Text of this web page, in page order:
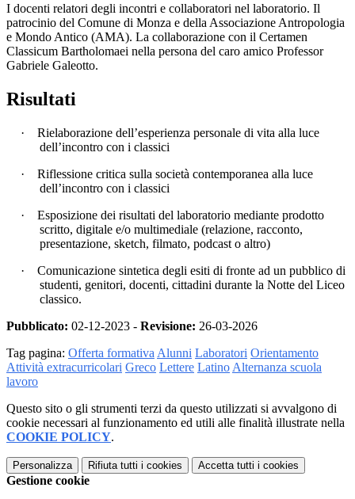
I docenti relatori degli incontri e collaboratori nel laboratorio. Il
patrocinio del Comune di Monza e della Associazione Antropologia
e Mondo Antico (AMA). La collaborazione con il Certamen
Classicum Bartholomaei nella persona del caro amico Professor
Gabriele Galeotto.
Risultati
·
Rielaborazione dell’esperienza personale di vita alla luce
dell’incontro con i classici
·
Riflessione critica sulla società contemporanea alla luce
dell’incontro con i classici
·
Esposizione dei risultati del laboratorio mediante prodotto
scritto, digitale e/o multimediale (relazione, racconto,
presentazione, sketch, filmato, podcast o altro)
·
Comunicazione sintetica degli esiti di fronte ad un pubblico di
studenti, genitori, docenti, cittadini durante la Notte del Liceo
classico.
Pubblicato: 02-12-2023 - Revisione: 26-03-2026
Tag pagina: Offerta formativa Alunni Laboratori Orientamento
Attività extracurricolari Greco Lettere Latino Alternanza scuola
lavoro
Questo sito o gli strumenti terzi da questo utilizzati si avvalgono di
cookie necessari al funzionamento ed utili alle finalità illustrate nella
COOKIE POLICY.
Personalizza Rifiuta tutti i cookies Accetta tutti i cookies
Gestione cookie